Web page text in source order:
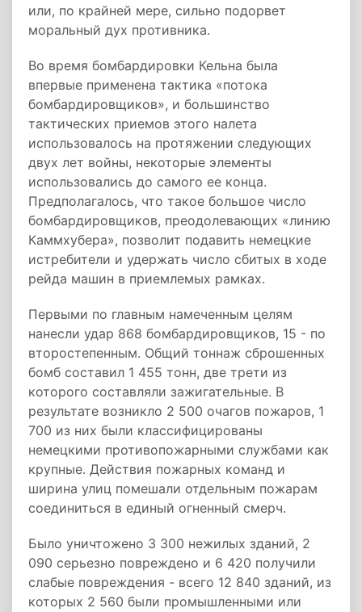
или, по крайней мере, сильно подорвет
моральный дух противника.
Во время бомбардировки Кельна была
впервые применена тактика «потока
бомбардировщиков», и большинство
тактических приемов этого налета
использовалось на протяжении следующих
двух лет войны, некоторые элементы
использовались до самого ее конца.
Предполагалось, что такое большое число
бомбардировщиков, преодолевающих «линию
Каммхубера», позволит подавить немецкие
истребители и удержать число сбитых в ходе
рейда машин в приемлемых рамках.
Первыми по главным намеченным целям
нанесли удар 868 бомбардировщиков, 15 - по
второстепенным. Общий тоннаж сброшенных
бомб составил 1 455 тонн, две трети из
которого составляли зажигательные. В
результате возникло 2 500 очагов пожаров, 1
700 из них были классифицированы
немецкими противопожарными службами как
крупные. Действия пожарных команд и
ширина улиц помешали отдельным пожарам
соединиться в единый огненный смерч.
Было уничтожено 3 300 нежилых зданий, 2
090 серьезно повреждено и 6 420 получили
слабые повреждения - всего 12 840 зданий, из
которых 2 560 были промышленными или